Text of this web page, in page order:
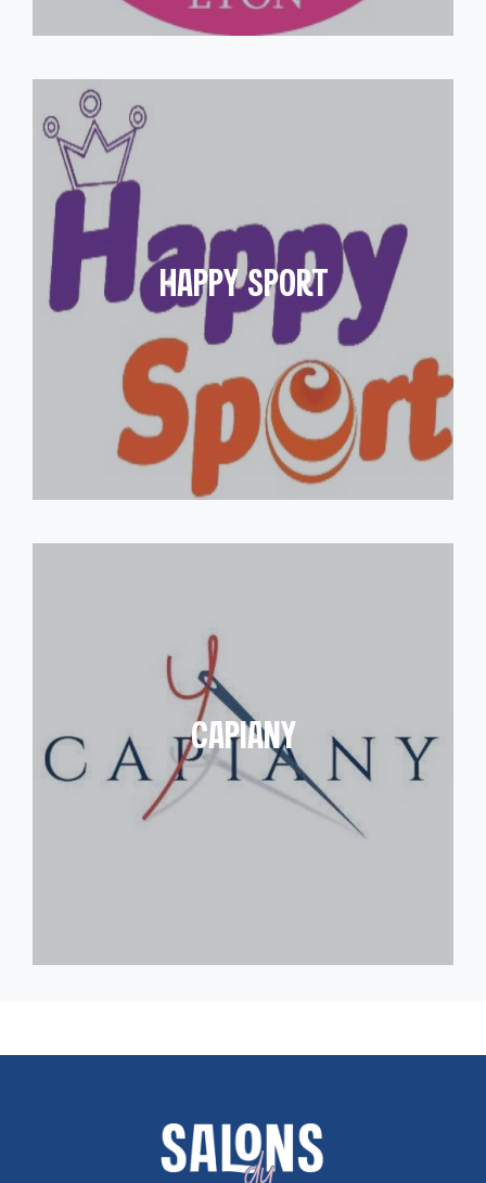
HAPPY SPORT
CAPIANY